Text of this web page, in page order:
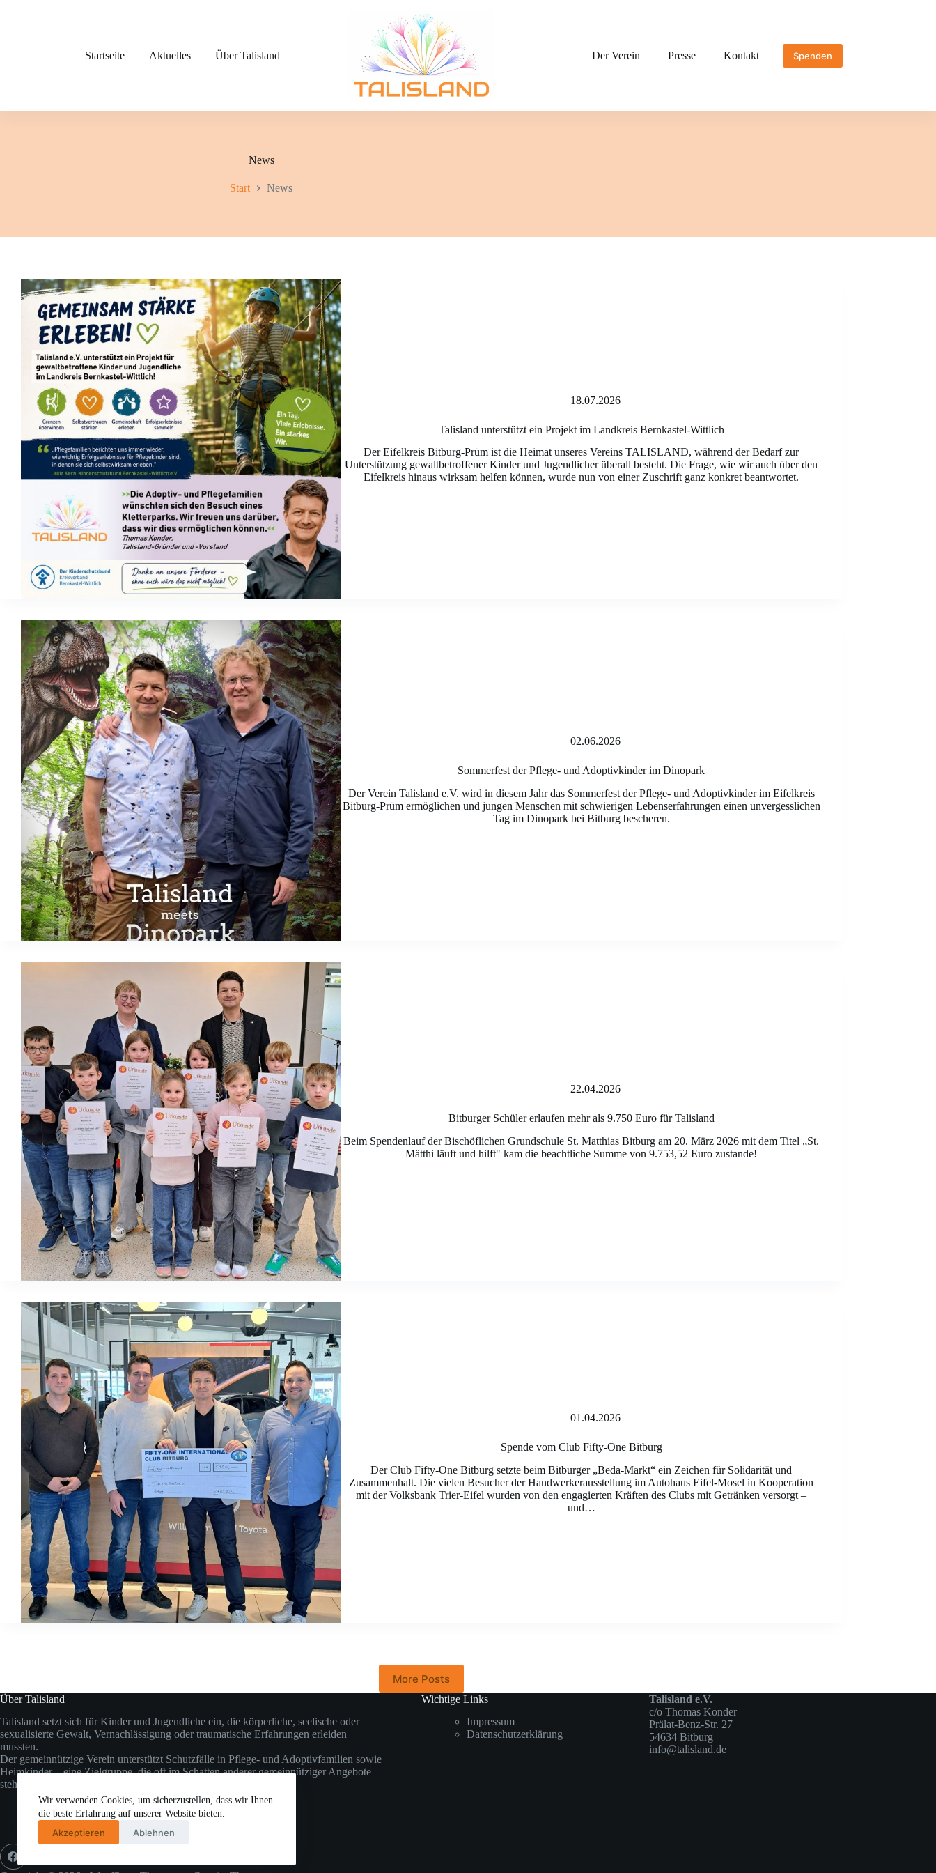
Wir verwenden Cookies, um sicherzustellen, dass wir Ihnen
die beste Erfahrung auf unserer Website bieten.
Akzeptieren Ablehnen
Startseite Aktuelles Über Talisland Der Verein Presse Kontakt Spenden
News
Start News
18.07.2026
Talisland unterstützt ein Projekt im Landkreis Bernkastel-Wittlich
Der Eifelkreis Bitburg-Prüm ist die Heimat unseres Vereins TALISLAND, während der Bedarf zur
Unterstützung gewaltbetroffener Kinder und Jugendlicher überall besteht. Die Frage, wie wir auch über den
Eifelkreis hinaus wirksam helfen können, wurde nun von einer Zuschrift ganz konkret beantwortet.
02.06.2026
Sommerfest der Pflege- und Adoptivkinder im Dinopark
Der Verein Talisland e.V. wird in diesem Jahr das Sommerfest der Pflege- und Adoptivkinder im Eifelkreis
Bitburg-Prüm ermöglichen und jungen Menschen mit schwierigen Lebenserfahrungen einen unvergesslichen
Tag im Dinopark bei Bitburg bescheren.
22.04.2026
Bitburger Schüler erlaufen mehr als 9.750 Euro für Talisland
Beim Spendenlauf der Bischöflichen Grundschule St. Matthias Bitburg am 20. März 2026 mit dem Titel „St.
Mätthi läuft und hilft" kam die beachtliche Summe von 9.753,52 Euro zustande!
01.04.2026
Spende vom Club Fifty-One Bitburg
Der Club Fifty-One Bitburg setzte beim Bitburger „Beda-Markt“ ein Zeichen für Solidarität und
Zusammenhalt. Die vielen Besucher der Handwerkerausstellung im Autohaus Eifel-Mosel in Kooperation
mit der Volksbank Trier-Eifel wurden von den engagierten Kräften des Clubs mit Getränken versorgt –
und…
More Posts
Über Talisland
Talisland setzt sich für Kinder und Jugendliche ein, die körperliche, seelische oder
sexualisierte Gewalt, Vernachlässigung oder traumatische Erfahrungen erleiden
mussten.
Der gemeinnützige Verein unterstützt Schutzfälle in Pflege- und Adoptivfamilien sowie
Heimkinder – eine Zielgruppe, die oft im Schatten anderer gemeinnütziger Angebote
steht.
Social Icons
Wichtige Links
Impressum
Datenschutzerklärung
Talisland e.V.
c/o Thomas Konder
Prälat-Benz-Str. 27
54634 Bitburg
info@talisland.de